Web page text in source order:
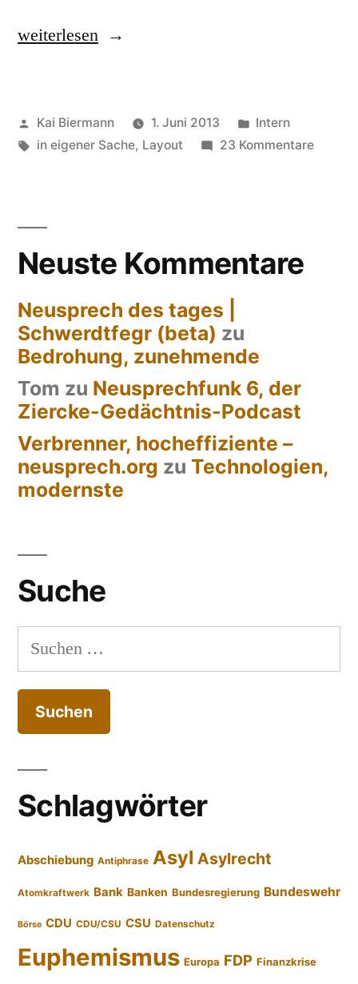
„In
–
neues
weiterlesen
Veröffentlicht
von
Kai Biermann 1. Juni 2013
Veröffentlicht
in
Intern
Schlagwörter:
in eigener Sache, Layout 23 Kommentarezu
Neuste Kommentare
Neusprech des tages |
Schwerdtfegr (beta) zu
Bedrohung, zunehmende
Tom zu Neusprechfunk 6, der
Ziercke-Gedächtnis-Podcast
Verbrenner, hocheffiziente –
neusprech.org zu Technologien,
modernste
Suche
Suchen
nach:
Schlagwörter
Abschiebung Antiphrase Asyl Asylrecht
Atomkraftwerk Bank Banken Bundesregierung Bundeswehr
Börse CDU CDU/CSU CSU Datenschutz
Euphemismus Europa FDP Finanzkrise